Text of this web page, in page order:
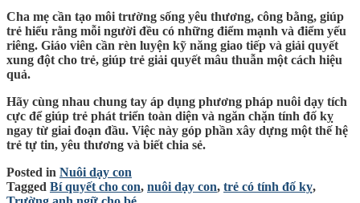
Cha mẹ cần tạo môi trường sống yêu thương, công bằng, giúp
trẻ hiểu rằng mỗi người đều có những điểm mạnh và điểm yếu
riêng. Giáo viên cần rèn luyện kỹ năng giao tiếp và giải quyết
xung đột cho trẻ, giúp trẻ giải quyết mâu thuẫn một cách hiệu
quả.
Hãy cùng nhau chung tay áp dụng phương pháp nuôi dạy tích
cực để giúp trẻ phát triển toàn diện và ngăn chặn tính đố kỵ
ngay từ giai đoạn đầu. Việc này góp phần xây dựng một thế hệ
trẻ tự tin, yêu thương và biết chia sẻ.
Posted in Nuôi dạy con
Tagged Bí quyết cho con, nuôi dạy con, trẻ có tính đố kỵ,